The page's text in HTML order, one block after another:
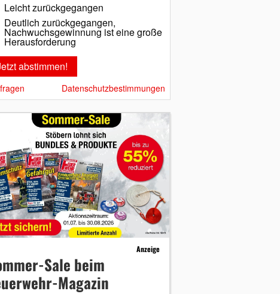
Leicht zurückgegangen
Deutlich zurückgegangen,
Nachwuchsgewinnung ist eine große
Herausforderung
Datenschutzbestimmungen
Anzeige
Sale beim
Magazin